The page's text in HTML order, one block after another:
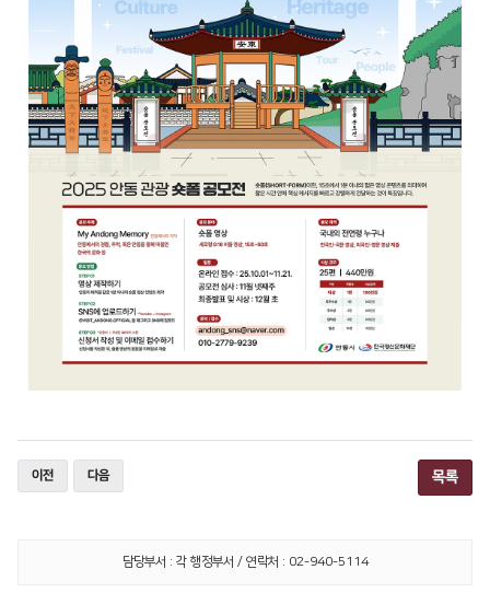
이전 다음 목록
담당부서 : 각 행정부서 / 연락처 : 02-940-5114